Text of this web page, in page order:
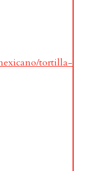
tortilla-